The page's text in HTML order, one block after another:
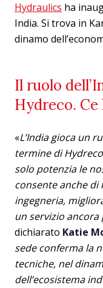
Hydraulics ha
India. Si trova in
dinamo
Il ruolo
Hydreco.
«L’India gioca un
termine di
solo potenzia le
consente anche di
ingegneria,
un servizio
dichiarato Katie
sede conferma la
tecniche, nel
dell’ecosistema